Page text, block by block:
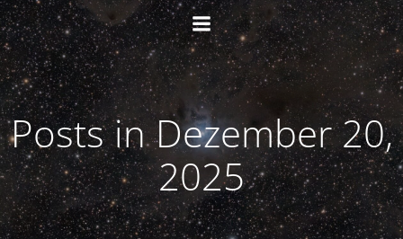
Zum
Inhalt
springen
Posts in Dezember 20,
2025